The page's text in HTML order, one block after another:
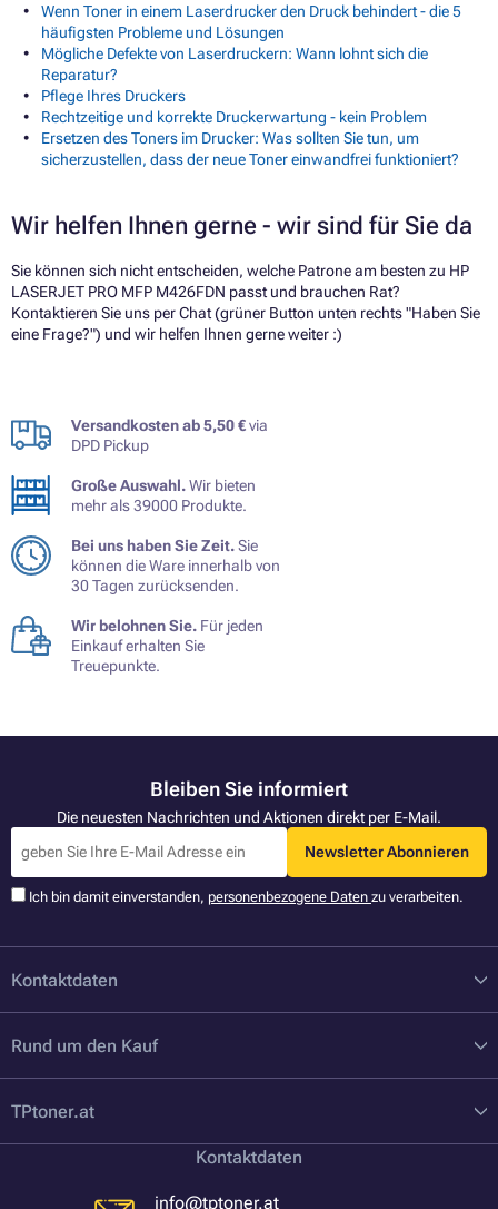
Wenn Toner in einem Laserdrucker den Druck behindert - die 5
häufigsten Probleme und Lösungen
Mögliche Defekte von Laserdruckern: Wann lohnt sich die
Reparatur?
Pflege Ihres Druckers
Rechtzeitige und korrekte Druckerwartung - kein Problem
Ersetzen des Toners im Drucker: Was sollten Sie tun, um
sicherzustellen, dass der neue Toner einwandfrei funktioniert?
Wir helfen Ihnen gerne - wir sind für Sie da
Sie können sich nicht entscheiden, welche Patrone am besten zu HP
LASERJET PRO MFP M426FDN passt und brauchen Rat?
Kontaktieren Sie uns per Chat (grüner Button unten rechts "Haben Sie
eine Frage?") und wir helfen Ihnen gerne weiter :)
Versandkosten ab 5,50 €via
DPD Pickup
Große Auswahl.Wir bieten
mehr als 39000 Produkte.
Bei uns haben Sie Zeit.Sie
können die Ware innerhalb von
30 Tagen zurücksenden.
Wir belohnen Sie. Für jeden
Einkauf erhalten Sie
Treuepunkte.
Bleiben Sie informiert
Die neuesten Nachrichten und Aktionen direkt per E-Mail.
Newsletter Abonnieren
Ich bin damit einverstanden, personenbezogene Daten zu verarbeiten.
Kontaktdaten
Rund um den Kauf
TPtoner.at
Kontaktdaten
info@tptoner.at